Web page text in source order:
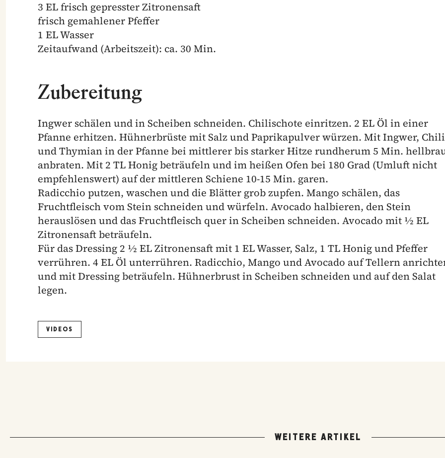
3 EL frisch gepresster Zitronensaft
frisch gemahlener Pfeffer
1 EL Wasser
Zeitaufwand (Arbeitszeit): ca. 30 Min.
Zubereitung
Ingwer schälen und in Scheiben schneiden. Chilischote einritzen. 2 EL Öl in einer
Pfanne erhitzen. Hühnerbrüste mit Salz und Paprikapulver würzen. Mit Ingwer, Chili
und Thymian in der Pfanne bei mittlerer bis starker Hitze rundherum 5 Min.
anbraten. Mit 2 TL Honig beträufeln und im heißen Ofen bei 180 Grad (Umluft nicht
empfehlenswert) auf der mittleren Schiene 10-15 Min. garen.
Radicchio putzen, waschen und die Blätter grob zupfen. Mango schälen, das
Fruchtfleisch vom Stein schneiden und würfeln. Avocado halbieren, den Stein
herauslösen und das Fruchtfleisch quer in Scheiben schneiden. Avocado mit ½ EL
Zitronensaft beträufeln.
Für das Dressing 2 ½ EL Zitronensaft mit 1 EL Wasser, Salz, 1 TL Honig und Pfeffer
verrühren. 4 EL Öl unterrühren. Radicchio, Mango und Avocado auf Tellern
und mit Dressing beträufeln. Hühnerbrust in Scheiben schneiden und auf den Salat
legen.
VIDEOS
WEITERE ARTIKEL